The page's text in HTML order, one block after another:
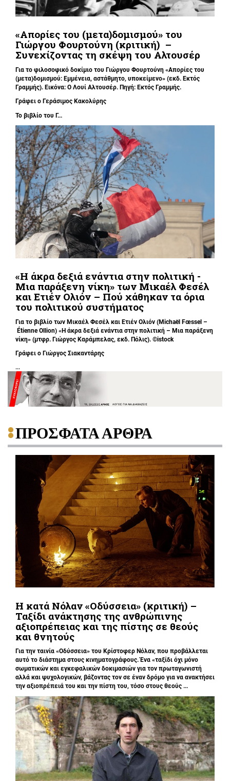
«Απορίες του (μετα)δομισμού» του
Γιώργου Φουρτούνη (κριτική) –
Συνεχίζοντας τη σκέψη του Αλτουσέρ
Για το φιλοσοφικό δοκίμιο του Γιώργου Φουρτούνη «Απορίες του
(μετα)δομισμού: Εμμένεια, αστάθμητο, υποκείμενο» (εκδ. Εκτός
Γραμμής). Εικόνα: Ο Λουί Αλτουσέρ. Πηγή: Εκτός Γραμμής.
Γράφει ο Γεράσιμος Κακολύρης
Το βιβλίο του Γ...
«Η άκρα δεξιά ενάντια στην πολιτική -
Μια παράξενη νίκη» των Μικαέλ Φεσέλ
και Ετιέν Ολιόν – Πού χάθηκαν τα όρια
του πολιτικού συστήματος
Για το βιβλίο των Μικαέλ Φεσέλ και Ετιέν Ολιόν (Michaël Fœssel –
Étienne Ollion) «Η άκρα δεξιά ενάντια στην πολιτική – Μια παράξενη
νίκη» (μτφρ. Γιώργος Καράμπελας, εκδ. Πόλις). ©istock
Γράφει ο Γιώργος Σιακαντάρης
...
ΠΡΟΣΦΑΤΑ ΑΡΘΡΑ
Η κατά Νόλαν «Οδύσσεια» (κριτική) –
Ταξίδι ανάκτησης της ανθρώπινης
αξιοπρέπειας και της πίστης σε θεούς
και θνητούς
Για την ταινία «Οδύσσεια» του Κρίστοφερ Νόλαν, που προβάλλεται
αυτό το διάστημα στους κινηματογράφους. Ένα «ταξίδι όχι μόνο
σωματικών και εγκεφαλικών δοκιμασιών για τον πρωταγωνιστή
αλλά και ψυχολογικών, βάζοντας τον σε έναν δρόμο για να ανακτήσει
την αξιοπρέπειά του και την πίστη του, τόσο στους θεούς ...